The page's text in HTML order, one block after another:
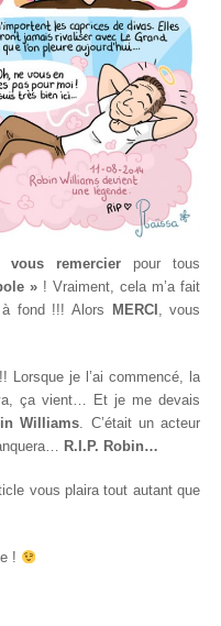
vous remercier pour tous
» ! Vraiment, cela m’a fait
fond !!! Alors
MERCI , vous
Lorsque je l’ai commencé, la
ça vient… Et je me devais
Williams. C’était un acteur
R.I.P. Robin…
vous plaira tout autant que
!